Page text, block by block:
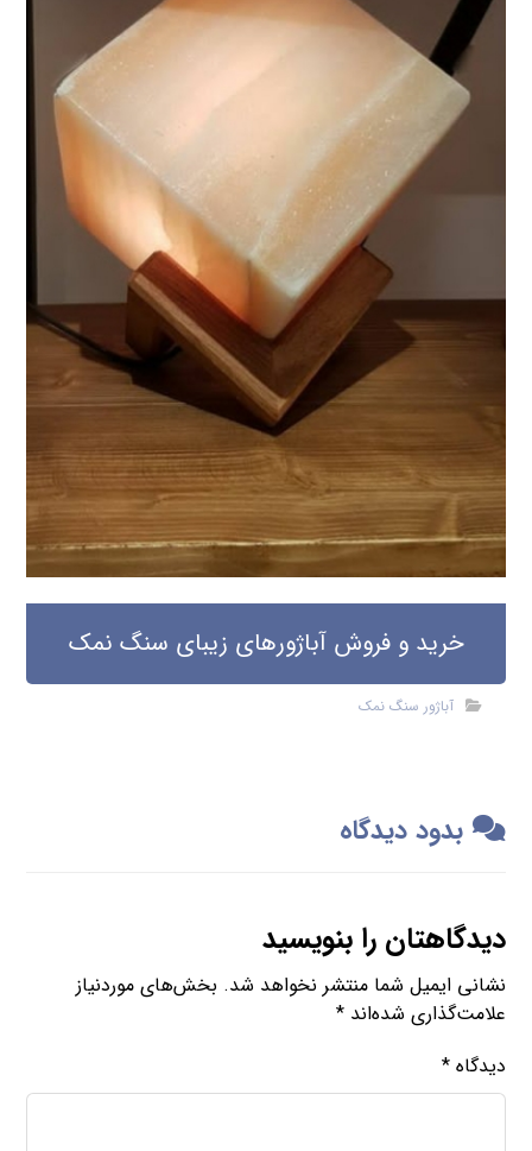
خرید و فروش آباژورهای زیبای سنگ نمک
آباژور سنگ نمک
بدود دیدگاه
دیدگاهتان را بنویسید
نشانی ایمیل شما منتشر نخواهد شد. بخش‌های موردنیاز
علامت‌گذاری شده‌اند*
دیدگاه*